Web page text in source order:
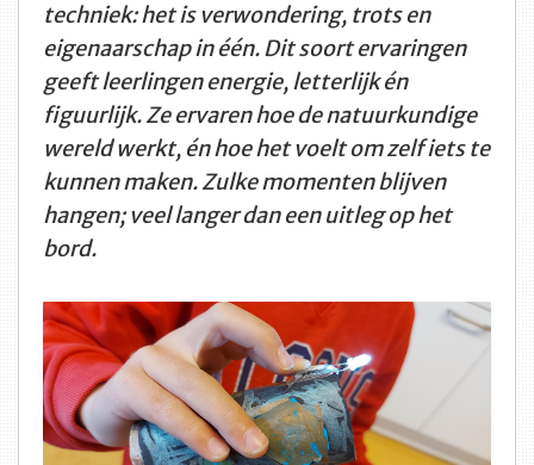
techniek: het is verwondering, trots en
eigenaarschap in één. Dit soort ervaringen
geeft leerlingen energie, letterlijk én
figuurlijk. Ze ervaren hoe de natuurkundige
wereld werkt, én hoe het voelt om zelf iets te
kunnen maken. Zulke momenten blijven
hangen; veel langer dan een uitleg op het
bord.